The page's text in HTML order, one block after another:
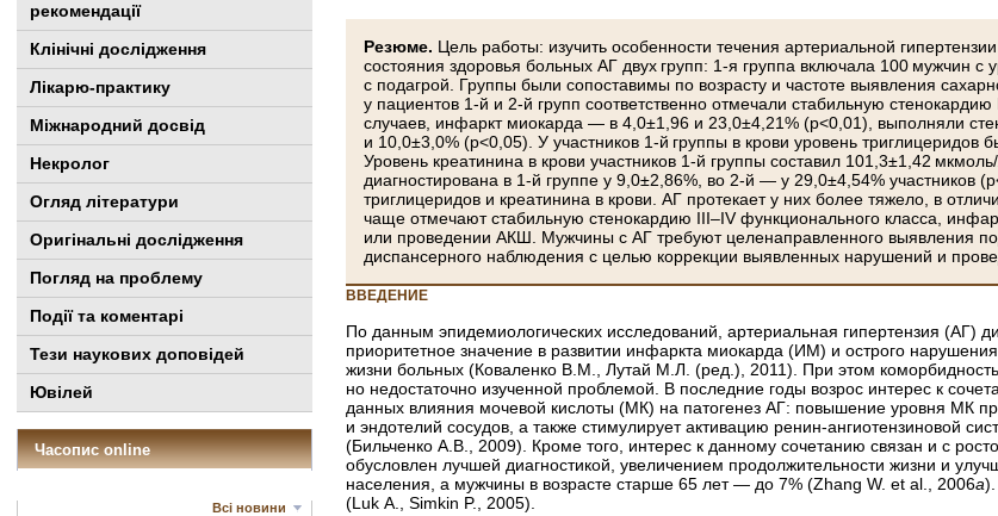
рекомендації
Клінічні дослідження
Лікарю-практику
Міжнародний досвід
Некролог
Огляд літератури
Оригінальні дослідження
Погляд на проблему
Події та коментарі
Тези наукових доповідей
Ювілей
Часопис online
Всі новини
Резюме. Цель работы: изучить особенности течения артериальной
состояния здоровья больных АГ двух групп: 1-я группа включала 100 мужчин
с подагрой. Группы были сопоставимы по возрасту и частоте выявления
у пациентов 1-й и 2-й групп соответственно отмечали стабильную
случаев, инфаркт миокарда — в 4,0±1,96 и 23,0±4,21% (р<0,01), выполняли
и 10,0±3,0% (р<0,05). У участников 1-й группы в крови уровень
Уровень креатинина в крови участников 1-й группы составил 101,3±1,42
диагностирована в 1-й группе у 9,0±2,86%, во 2-й — у 29,0±4,54%
триглицеридов и креатинина в крови. АГ протекает у них более тяжело, в
чаще отмечают стабильную стенокардию III–IV функционального класса,
или проведении АКШ. Мужчины с АГ требуют целенаправленного выявления
диспансерного наблюдения с целью коррекции выявленных нарушений и
ВВЕДЕНИЕ
По данным эпидемиологических исследований, артериальная гипертензия (АГ)
приоритетное значение в развитии инфаркта миокарда (ИМ) и острого
жизни больных (Коваленко В.М., Лутай М.Л. (ред.), 2011). При этом
но недостаточно изученной проблемой. В последние годы возрос интерес к
данных влияния мочевой кислоты (МК) на патогенез АГ: повышение уровня МК
и эндотелий сосудов, а также стимулирует активацию ренин-ангиотензиновой
(Бильченко А.В., 2009). Кроме того, интерес к данному сочетанию связан и с
обусловлен лучшей диагностикой, увеличением продолжительности жизни и
населения, а мужчины в возрасте старше 65 лет — до 7% (Zhang W. et al., 2006a).
(Luk A., Simkin P., 2005).